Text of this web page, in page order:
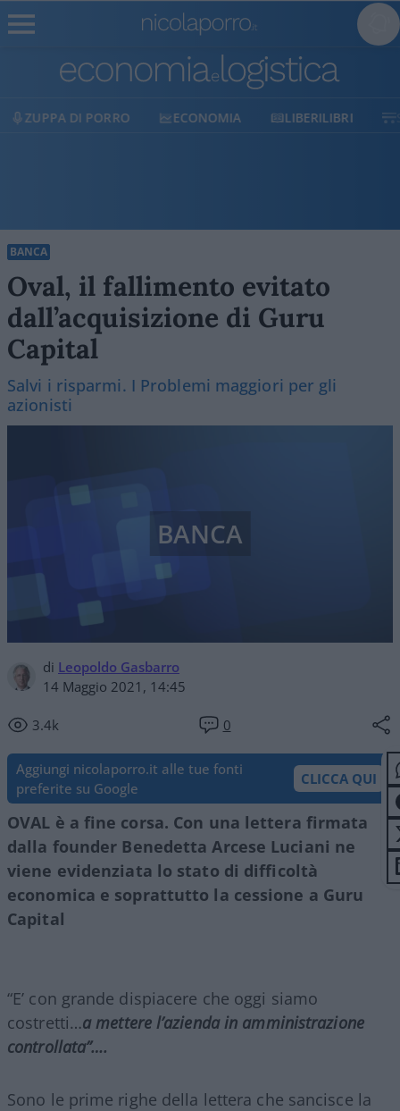
ECONOMIA LIBERILIBRI SHOP SOSTIENICI
BANCA
Oval, il fallimento evitato
dall’acquisizione di Guru
Capital
Salvi i risparmi. I Problemi maggiori per gli
azionisti
di Leopoldo Gasbarro
14 Maggio 2021, 14:45
3.4k 0
BANCA
Aggiungi nicolaporro.it alle tue fonti
preferite su Google
CLICCA QUI
OVAL è a fine corsa. Con una lettera firmata
dalla founder Benedetta Arcese Luciani ne
viene evidenziata lo stato di difficoltà
economica e soprattutto la cessione a Guru
Capital
“E’ con grande dispiacere che oggi siamo
costretti…a mettere l’azienda in amministrazione
controllata”….
Sono le prime righe della lettera che sancisce la